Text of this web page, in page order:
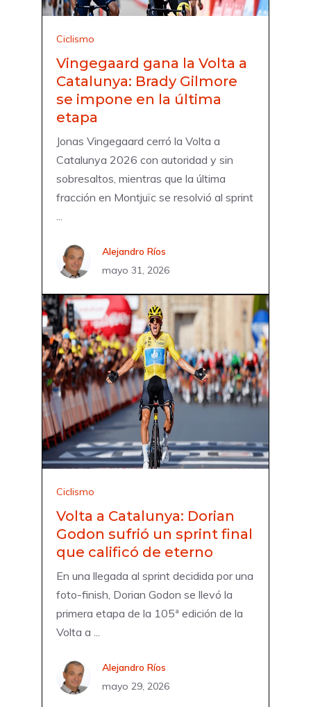
Ciclismo
Vingegaard gana la Volta a
Catalunya: Brady Gilmore
se impone en la última
etapa
Jonas Vingegaard cerró la Volta a
Catalunya 2026 con autoridad y sin
sobresaltos, mientras que la última
fracción en Montjuïc se resolvió al sprint
Alejandro Ríos
mayo 31, 2026
Ciclismo
Volta a Catalunya: Dorian
Godon sufrió un sprint final
que calificó de eterno
En una llegada al sprint decidida por una
foto-finish, Dorian Godon se llevó la
primera etapa de la 105ª edición de la
Volta a ...
Alejandro Ríos
mayo 29, 2026